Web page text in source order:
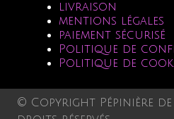
livraison
mentions légales
paiement sécurisé
Politique de
Politique de
© Copyright Pépinière